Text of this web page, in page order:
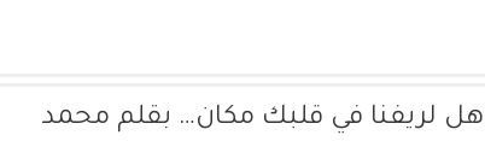
هل لريفنا في قلبك مكان… بقلم محمد